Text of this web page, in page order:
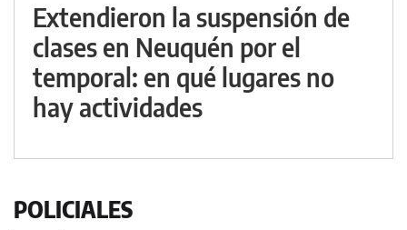
Extendieron la suspensión de
clases en Neuquén por el
temporal: en qué lugares no
hay actividades
POLICIALES